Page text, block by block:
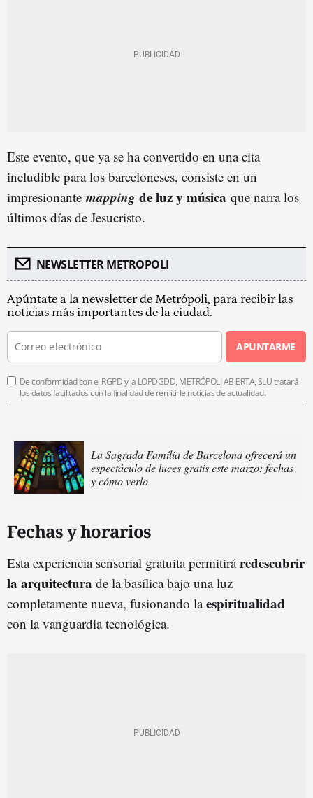
Este evento, que ya se ha convertido en una cita
ineludible para los barceloneses, consiste en un
impresionante mapping de luz y música que narra los
últimos días de Jesucristo.
NEWSLETTER METROPOLI
Apúntate a la newsletter de Metrópoli, para recibir las
noticias más importantes de la ciudad.
APUNTARME
De conformidad con el RGPD y la LOPDGDD, METRÓPOLI ABIERTA, SLU tratará
los datos facilitados con la finalidad de remitirle noticias de actualidad.
La Sagrada Família de Barcelona ofrecerá un
espectáculo de luces gratis este marzo: fechas
y cómo verlo
Fechas y horarios
Esta experiencia sensorial gratuita permitiráredescubrir
la arquitectura de la basílica bajo una luz
completamente nueva, fusionando laespiritualidad
con la vanguardia tecnológica.